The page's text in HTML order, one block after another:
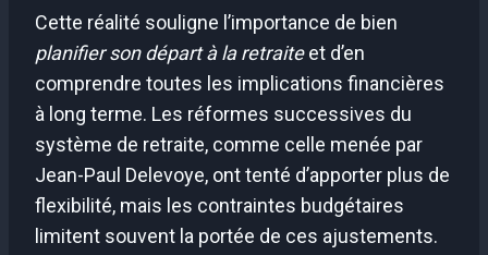
Cette réalité souligne l’importance de bien
planifier son départ à la retraiteet d’en
comprendre toutes les implications financières
à long terme. Les réformes successives du
système de retraite, comme celle menée par
Jean-Paul Delevoye, ont tenté d’apporter plus de
flexibilité, mais les contraintes budgétaires
limitent souvent la portée de ces ajustements.